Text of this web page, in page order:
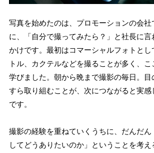
写真を始めたのは、プロモーションの会社
に、「自分で撮ってみたら？」と社長に言
かけです。最初はコマーシャルフォトとし
トル、カクテルなどを撮ることが多く、
学びました。朝から晩まで撮影の毎日。目
すら取り組むことが、次につながると実感
です。
撮影の経験を重ねていくうちに、だんだん
してどうありたいのか」ということを考え